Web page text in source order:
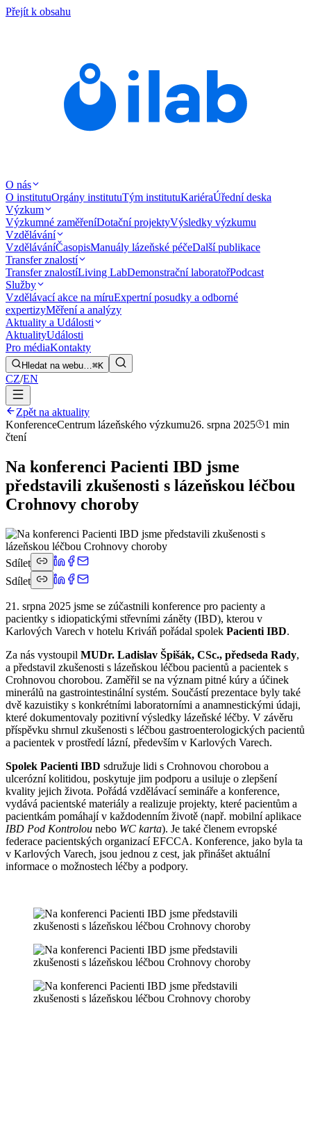
Přejít k obsahu
O nás
O institutuOrgány institutuTým institutuKariéraÚřední deska
Výzkum
Výzkumné zaměřeníDotační projektyVýsledky výzkumu
Vzdělávání
VzděláváníČasopisManuály lázeňské péčeDalší publikace
Transfer znalostí
Transfer znalostíLiving LabDemonstrační laboratořPodcast
Služby
Vzdělávací akce na míruExpertní posudky a odborné
expertizyMěření a analýzy
Aktuality a Události
AktualityUdálosti
Pro médiaKontakty
Hledat na webu…⌘K
CZ/EN
Zpět na aktuality
KonferenceCentrum lázeňského výzkumu26. srpna 2025
1 min
čtení
Na konferenci Pacienti IBD jsme
představili zkušenosti s lázeňskou léčbou
Crohnovy choroby
Sdílet
Sdílet
21. srpna 2025 jsme se zúčastnili konference pro pacienty a
pacientky s idiopatickými střevními záněty (IBD), kterou v
Karlových Varech v hotelu Kriváň pořádal spolek Pacienti IBD.
Za nás vystoupil MUDr. Ladislav Špišák, CSc., předseda Rady,
a představil zkušenosti s lázeňskou léčbou pacientů a pacientek s
Crohnovou chorobou. Zaměřil se na význam pitné kúry a účinek
minerálů na gastrointestinální systém. Součástí prezentace byly také
dvě kazuistiky s konkrétními laboratorními a anamnestickými údaji,
které dokumentovaly pozitivní výsledky lázeňské léčby. V závěru
příspěvku shrnul zkušenosti s léčbou gastroenterologických pacientů
a pacientek v prostředí lázní, především v Karlových Varech.
Spolek Pacienti IBD sdružuje lidi s Crohnovou chorobou a
ulcerózní kolitidou, poskytuje jim podporu a usiluje o zlepšení
kvality jejich života. Pořádá vzdělávací semináře a konference,
vydává pacientské materiály a realizuje projekty, které pacientům a
pacientkám pomáhají v každodenním životě (např. mobilní aplikace
IBD Pod Kontrolou nebo WC karta). Je také členem evropské
federace pacientských organizací EFCCA. Konference, jako byla ta
v Karlových Varech, jsou jednou z cest, jak přinášet aktuální
informace o možnostech léčby a podpory.